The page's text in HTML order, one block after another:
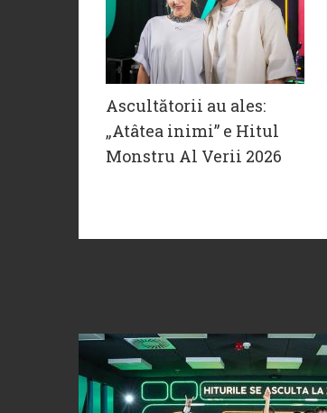
Ascultătorii au ales:
„Atâtea inimi” e Hitul
Monstru Al Verii 2026